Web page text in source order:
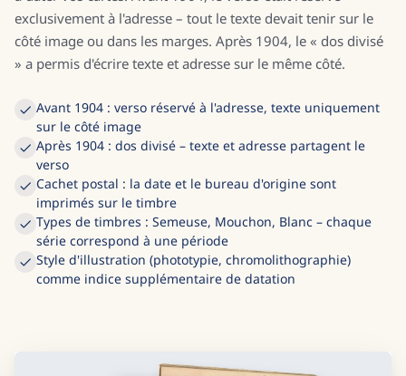
exclusivement à l'adresse – tout le texte devait tenir sur le
côté image ou dans les marges. Après 1904, le « dos divisé
» a permis d'écrire texte et adresse sur le même côté.
Avant 1904 : verso réservé à l'adresse, texte uniquement
sur le côté image
Après 1904 : dos divisé – texte et adresse partagent le
verso
Cachet postal : la date et le bureau d'origine sont
imprimés sur le timbre
Types de timbres : Semeuse, Mouchon, Blanc – chaque
série correspond à une période
Style d'illustration (phototypie, chromolithographie)
comme indice supplémentaire de datation